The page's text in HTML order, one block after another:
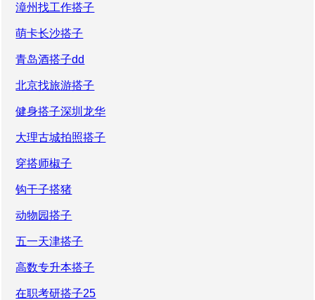
漳州找工作搭子
萌卡长沙搭子
青岛酒搭子dd
北京找旅游搭子
健身搭子深圳龙华
大理古城拍照搭子
穿搭师椒子
钩干子搭猪
动物园搭子
五一天津搭子
高数专升本搭子
在职考研搭子25